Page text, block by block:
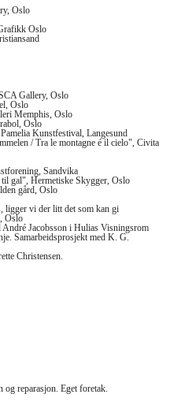
Oslo
Oslo
Gallery, Oslo
Oslo
Memphis, Oslo
Oslo
Kunstfestival, Langesund
/ Tra le montagne é il cielo", Civita
Sandvika
gal", Hermetiske Skygger, Oslo
gård, Oslo
ligger vi der litt det som kan gi
Oslo
Jacobsson i Hulias Visningsrom
Samarbeidsprosjekt med K. G.
Christensen.
reparasjon. Eget foretak.